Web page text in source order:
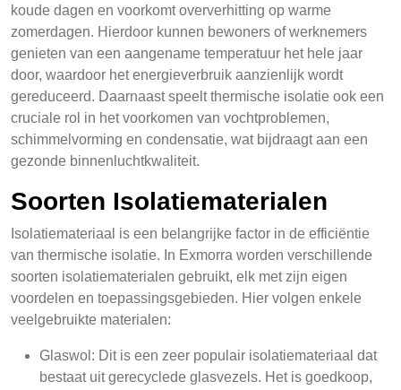
koude dagen en voorkomt oververhitting op warme
zomerdagen. Hierdoor kunnen bewoners of werknemers
genieten van een aangename temperatuur het hele jaar
door, waardoor het energieverbruik aanzienlijk wordt
gereduceerd. Daarnaast speelt thermische isolatie ook een
cruciale rol in het voorkomen van vochtproblemen,
schimmelvorming en condensatie, wat bijdraagt aan een
gezonde binnenluchtkwaliteit.
Soorten Isolatiematerialen
Isolatiemateriaal is een belangrijke factor in de efficiëntie
van thermische isolatie. In Exmorra worden verschillende
soorten isolatiematerialen gebruikt, elk met zijn eigen
voordelen en toepassingsgebieden. Hier volgen enkele
veelgebruikte materialen:
Glaswol: Dit is een zeer populair isolatiemateriaal dat
bestaat uit gerecyclede glasvezels. Het is goedkoop,